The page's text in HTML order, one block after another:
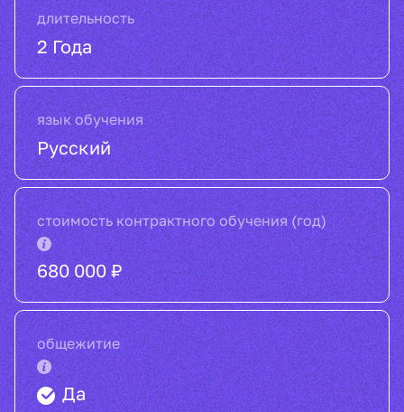
длительность
2 Года
язык обучения
Русский
стоимость контрактного обучения (год)
680 000 ₽
общежитие
Да